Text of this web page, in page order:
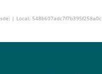
| Local: 548b607adc7f7b395f258a0c